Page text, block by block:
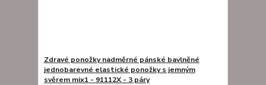
Zdravé ponožky nadměrné pánské bavlněné
jednobarevné elastické ponožky s jemným
svěrem mix1 - 91112X - 3 páry